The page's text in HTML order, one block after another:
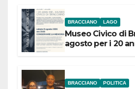
BRACCIANO LAGO
Museo Civico di
agosto per i 20
BRACCIANO POLITICA